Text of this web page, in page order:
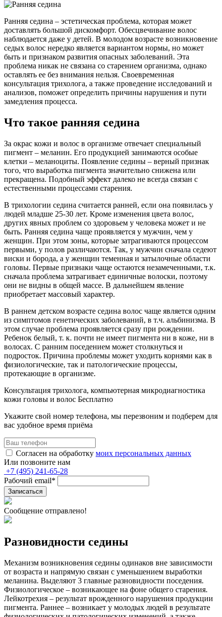
Ранняя седина – эстетическая проблема, которая может
доставлять большой дискомфорт. Обесцвечивание волос
наблюдается даже у детей. В молодом возрасте возникновение
седых волос нередко является вариантом нормы, но может
быть и признаком развития опасных заболеваний. Эта
проблема никак не связана со старением организма, однако
оставлять ее без внимания нельзя. Своевременная
консультация трихолога, а также проведение исследований и
анализов, поможет определить причины нарушения и пути
замедления процесса.
Что такое ранняя седина
За окрас кожи и волос в организме отвечает специальный
пигмент – меланин. Его продукцией занимаются особые
клетки – меланоциты. Появление седины – верный признак
того, что выработка пигмента значительно снижена или
прекращена. Подобный эффект далеко не всегда связан с
естественными процессами старения.
В трихологии седина считается ранней, если она появилась у
людей младше 25-30 лет. Кроме изменения цвета волос,
других явных проблем со здоровьем у человека может и не
быть. Ранняя седина чаще проявляется у мужчин, чем у
женщин. При этом зоны, которые затрагиваются процессом
первыми, у полов различаются. Так, у мужчин сначала седеют
виски и борода, а у женщин теменная и затылочные области
головы. Первые признаки чаще остаются незамеченными, т.к.
сначала проблема затрагивает единичные волоски, поэтому
они не видны в общей массе. В дальнейшем явление
приобретает массовый характер.
В раннем детском возрасте седина волос чаще является одним
из симптомов генетических заболеваний, в т.ч. альбинизма. В
этом случае проблема проявляется сразу при рождении.
Ребенок белый, т. к. почти не имеет пигмента ни в коже, ни в
волосах. С ранним поседением может столкнуться и
подросток. Причина проблемы может уходить корнями как в
физиологические, так и патологические процессы,
протекающие в организме.
Консультация трихолога, компьютерная микродиагностика
кожи головы и волос Бесплатно
Укажите свой номер телефона, мы перезвоним и подберем для
вас удобное время приёма
Согласен на обработку моих персональных данных
Или позвоните нам
+7 (495) 241-65-28
Рабочий email*
Записаться
Сообщение отправлено!
Разновидности седины
Механизм возникновения седины одинаков вне зависимости
от возраста и напрямую связан с уменьшением выработки
меланина. Выделяют 3 главные разновидности поседения.
Физиологическое – возникающее на фоне общего старения.
Лейкотрехия – результат врожденного нарушения продукции
пигмента. Раннее – возникает у молодых людей в результате